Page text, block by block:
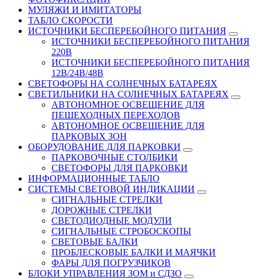
МУЛЯЖИ И ИМИТАТОРЫ
ТАБЛО СКОРОСТИ
ИСТОЧНИКИ БЕСПЕРЕБОЙНОГО ПИТАНИЯ
ИСТОЧНИКИ БЕСПЕРЕБОЙНОГО ПИТАНИЯ
220В
ИСТОЧНИКИ БЕСПЕРЕБОЙНОГО ПИТАНИЯ
12В/24В/48В
СВЕТОФОРЫ НА СОЛНЕЧНЫХ БАТАРЕЯХ
СВЕТИЛЬНИКИ НА СОЛНЕЧНЫХ БАТАРЕЯХ
АВТОНОМНОЕ ОСВЕЩЕНИЕ ДЛЯ
ПЕШЕХОДНЫХ ПЕРЕХОДОВ
АВТОНОМНОЕ ОСВЕЩЕНИЕ ДЛЯ
ПАРКОВЫХ ЗОН
ОБОРУДОВАНИЕ ДЛЯ ПАРКОВКИ
ПАРКОВОЧНЫЕ СТОЛБИКИ
СВЕТОФОРЫ ДЛЯ ПАРКОВКИ
ИНФОРМАЦИОННЫЕ ТАБЛО
CИСТЕМЫ СВЕТОВОЙ ИНДИКАЦИИ
СИГНАЛЬНЫЕ СТРЕЛКИ
ДОРОЖНЫЕ СТРЕЛКИ
СВЕТОДИОДНЫЕ МОДУЛИ
СИГНАЛЬНЫЕ СТРОБОСКОПЫ
СВЕТОВЫЕ БАЛКИ
ПРОБЛЕСКОВЫЕ БАЛКИ И МАЯЧКИ
ФАРЫ ДЛЯ ПОГРУЗЧИКОВ
БЛОКИ УПРАВЛЕНИЯ ЗОМ и СДЗО